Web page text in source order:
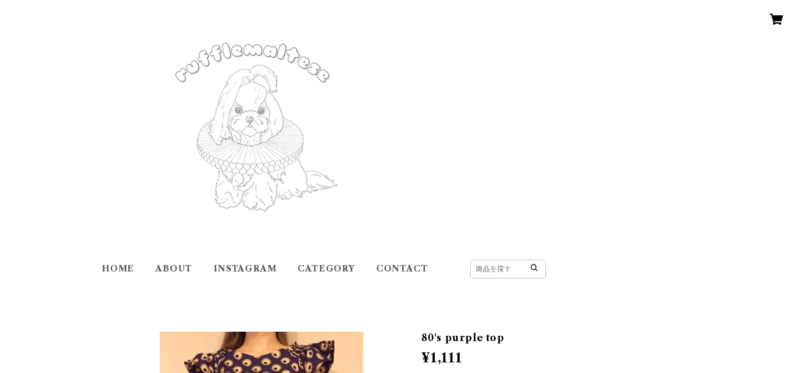
HOME ABOUT INSTAGRAM CATEGORY CONTACT
80's purple top
¥1,111